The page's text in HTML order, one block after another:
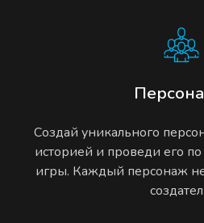
Создай уникального
историей и проведи его
игры. Каждый персонаж